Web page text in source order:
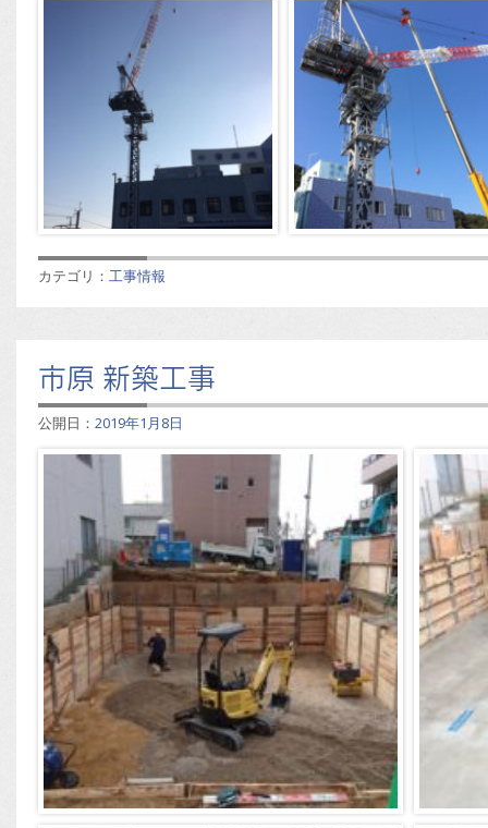
カテゴリ： 工事情報
市原 新築工事
公開日： 2019年1月8日